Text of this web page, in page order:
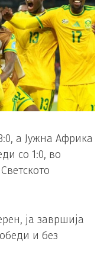
а Јужна Африка
со 1:0, во
ја завршија
и без